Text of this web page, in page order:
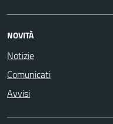
NOVITÀ
Notizie
Comunicati
Avvisi